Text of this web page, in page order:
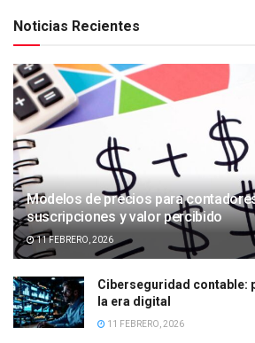
Noticias Recientes
Modelos de precios para
suscripciones y valor percibido
11 FEBRERO, 2026
Ciberseguridad contable:
la era digital
11 FEBRERO, 2026